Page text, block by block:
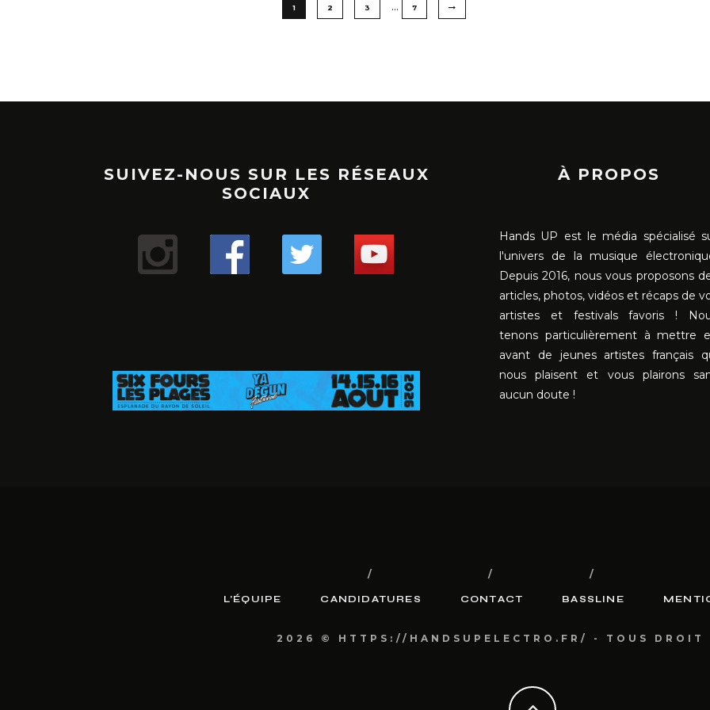
1 2 3 … 7
SUIVEZ-NOUS SUR LES RÉSEAUX
SOCIAUX
À PROPOS
Hands UP est le média spécialisé
l'univers de la musique
Depuis 2016, nous vous proposons
articles, photos, vidéos et récaps de
artistes et festivals favoris !
tenons particulièrement à mettre
avant de jeunes artistes français
nous plaisent et vous plairons
aucun doute !
L’ÉQUIPE CANDIDATURES CONTACT BASSLINE
2026 © HTTPS://HANDSUPELECTRO.FR/ - TOUS DROIT